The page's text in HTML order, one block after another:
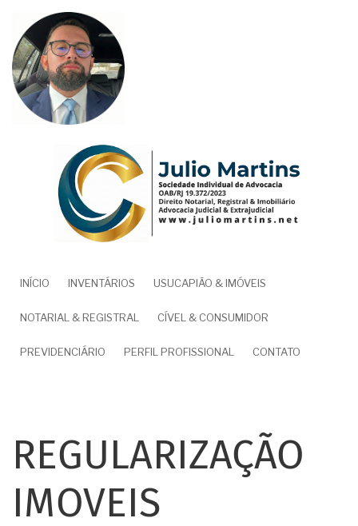
para
conteúdo
principal
NAVEGAÇÃO
PRINCIPAL
INÍCIO INVENTÁRIOS USUCAPIÃO & IMÓVEIS
NOTARIAL & REGISTRAL CÍVEL & CONSUMIDOR
PREVIDENCIÁRIO PERFIL PROFISSIONAL CONTATO
REGULARIZAÇÃO
IMOVEIS